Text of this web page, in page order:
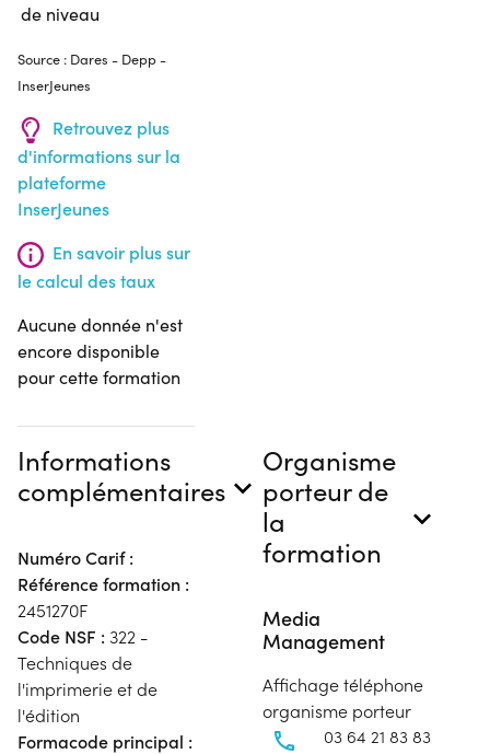
de niveau
Source : Dares - Depp -
InserJeunes
Retrouvez plus
d'informations sur la
plateforme
InserJeunes
En savoir plus sur
le calcul des taux
Aucune donnée n'est
encore disponible
pour cette formation
Informations
complémentaires
Numéro Carif :
Référence formation :
2451270F
Code NSF : 322 -
Techniques de
l'imprimerie et de
l'édition
Formacode principal :
Organisme
porteur de
la
formation
Media
Management
Affichage téléphone
organisme porteur
03 64 21 83 83